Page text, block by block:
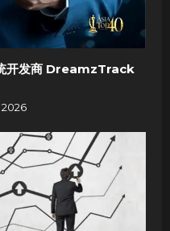
开发商 DreamzTrack
2026